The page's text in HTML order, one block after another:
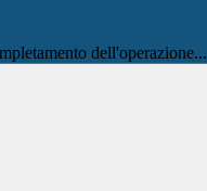
dell'operazione...